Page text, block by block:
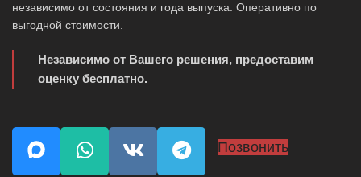
независимо от состояния и года выпуска. Оперативно по
выгодной стоимости.
Независимо от Вашего решения, предоставим
оценку бесплатно.
Позвонить